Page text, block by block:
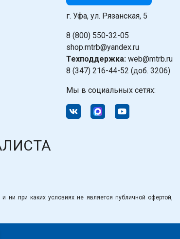
г. Уфа, ул. Рязанская, 5
8 (800) 550-32-05
shop.mtrb@yandex.ru
Техподдержка: web@mtrb.ru
8 (347) 216-44-52 (доб. 3206)
Мы в социальных сетях:
ни при каких условиях не является публичной офертой,